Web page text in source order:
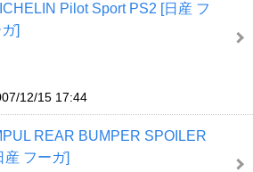
Pilot Sport PS2 [日産 フ
]
12/15 17:44
REAR BUMPER SPOILER
産 フーガ]